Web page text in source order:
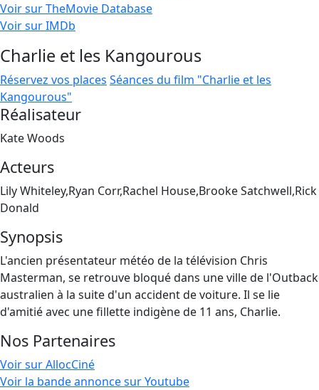
Voir sur TheMovie Database
Voir sur IMDb
Charlie et les Kangourous
Réservez vos places Séances du film "Charlie et les
Kangourous"
Réalisateur
Kate Woods
Acteurs
Lily Whiteley,Ryan Corr,Rachel House,Brooke Satchwell,Rick
Donald
Synopsis
L'ancien présentateur météo de la télévision Chris
Masterman, se retrouve bloqué dans une ville de l'Outback
australien à la suite d'un accident de voiture. Il se lie
d'amitié avec une fillette indigène de 11 ans, Charlie.
Nos Partenaires
Voir sur AllocCiné
Voir la bande annonce sur Youtube